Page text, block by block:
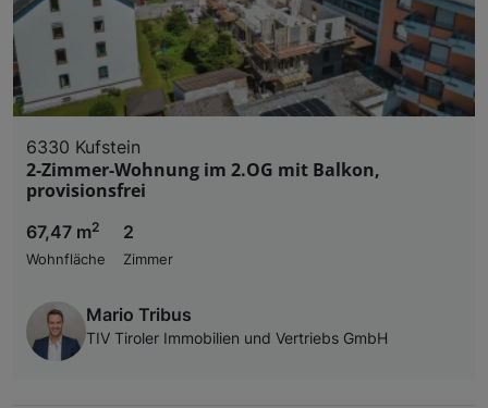
6330 Kufstein
2-Zimmer-Wohnung im 2.OG mit Balkon,
provisionsfrei
67,47 m2
Wohnfläche
2
Zimmer
Mario Tribus
TIV Tiroler Immobilien und Vertriebs GmbH